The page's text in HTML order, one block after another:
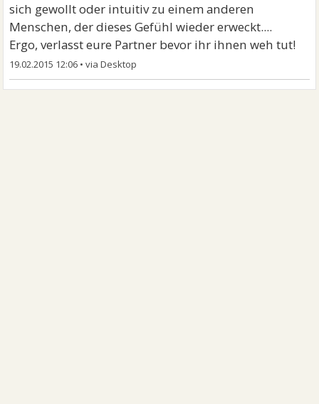
sich gewollt oder intuitiv zu einem anderen
Menschen, der dieses Gefühl wieder erweckt....
Ergo, verlasst eure Partner bevor ihr ihnen weh tut!
19.02.2015 12:06 •